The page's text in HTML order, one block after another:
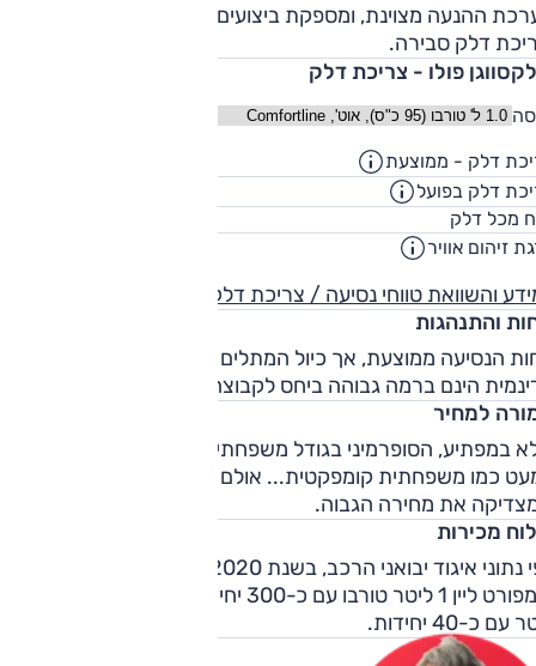
ההנעה מצוינת, ומספקת ביצועים מעולים, רמת עידון גבוהה
דלק סבירה.
פולו - צריכת דלק
דלק - ממוצעת
דלק בפועל
מכל דלק
זיהום אוויר
והשוואת טווחי נסיעה / צריכת דלק
והתנהגות
הנסיעה ממוצעת, אך כיול המתלים נכון, ובידוד הרעשים
הינם ברמה גבוהה ביחס לקבוצה.
למחיר
במפתיע, הסופרמיני בגודל משפחתית-קומפקטית -
כמו משפחתית קומפקטית... אולם מדובר במכונית מצוינת
את מחירה הגבוה.
מכירות
עם כ-40 יחידות.